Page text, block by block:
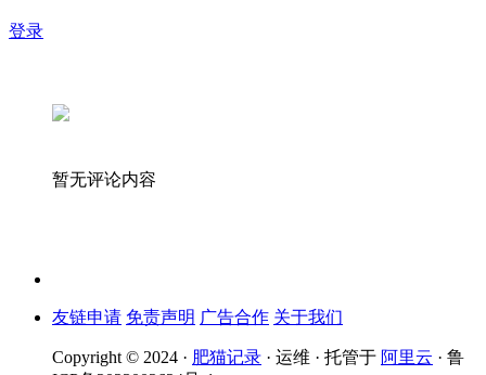
登录
暂无评论内容
友链申请 免责声明 广告合作 关于我们
Copyright © 2024 · 肥猫记录 · 运维 · 托管于 阿里云 · 鲁